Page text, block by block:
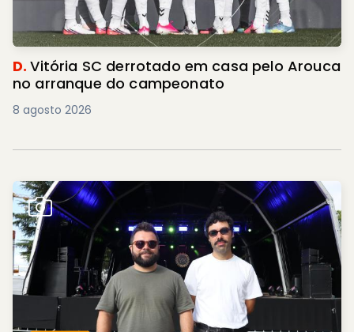
D.Vitória SC derrotado em casa pelo Arouca
no arranque do campeonato
8 agosto 2026